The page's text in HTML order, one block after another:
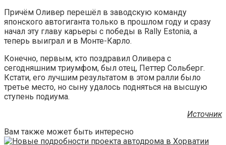
Причём Оливер перешёл в заводскую команду
японского автогиганта только в прошлом году и сразу
начал эту главу карьеры с победы в Rally Estonia, а
теперь выиграл и в Монте-Карло.
Конечно, первым, кто поздравил Оливера с
сегодняшним триумфом, был отец, Петтер Сольберг.
Кстати, его лучшим результатом в этом ралли было
третье место, но сыну удалось подняться на высшую
ступень подиума.
Источник
Вам также может быть интересно